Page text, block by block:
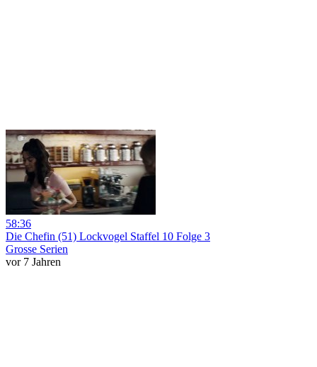
58:36
Die Chefin (51) Lockvogel Staffel 10 Folge 3
Grosse Serien
vor 7 Jahren